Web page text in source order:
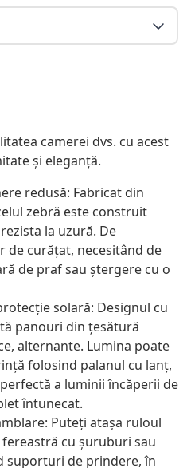
camerei dvs. cu acest
și eleganță.
redusă: Fabricat din
zebră este construit
la uzură. De
de curățat, necesitând de
de praf sau ștergere cu o
solară: Designul cu
panouri din țesătură
alternante. Lumina poate
folosind palanul cu lanț,
a luminii încăperii de
întunecat.
Puteți atașa ruloul
cu șuruburi sau
suporturi de prindere, în